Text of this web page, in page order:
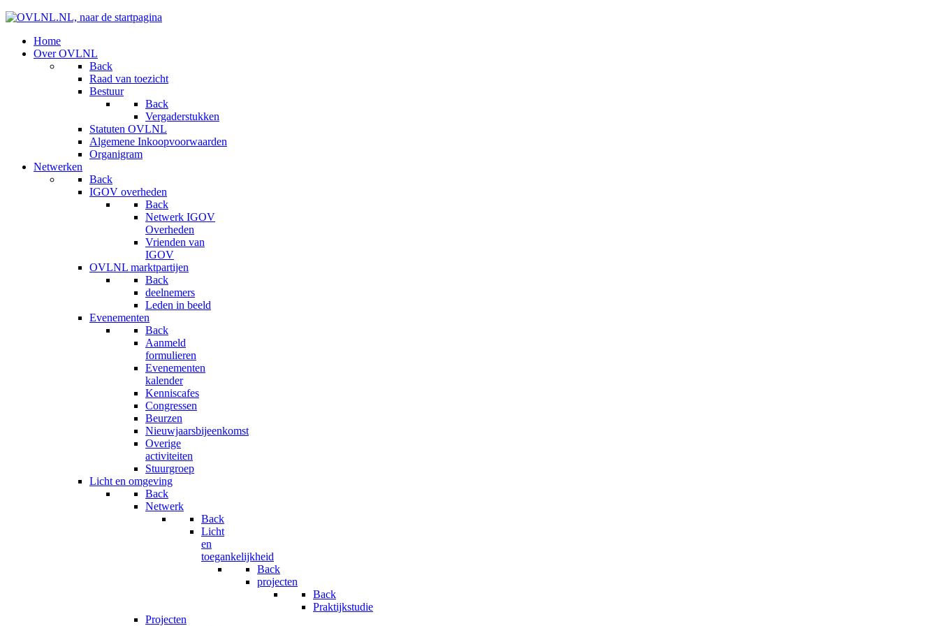
Home
Over OVLNL
Back
Raad van toezicht
Bestuur
Back
Vergaderstukken
Statuten OVLNL
Algemene Inkoopvoorwaarden
Organigram
Netwerken
Back
IGOV overheden
Back
Netwerk IGOV
Overheden
Vrienden van
IGOV
OVLNL marktpartijen
Back
deelnemers
Leden in beeld
Evenementen
Back
Aanmeld
formulieren
Evenementen
kalender
Kenniscafes
Congressen
Beurzen
Nieuwjaarsbijeenkomst
Overige
activiteiten
Stuurgroep
Licht en omgeving
Back
Netwerk
Back
Licht
en
toegankelijkheid
Back
projecten
Back
Praktijkstudie
Projecten